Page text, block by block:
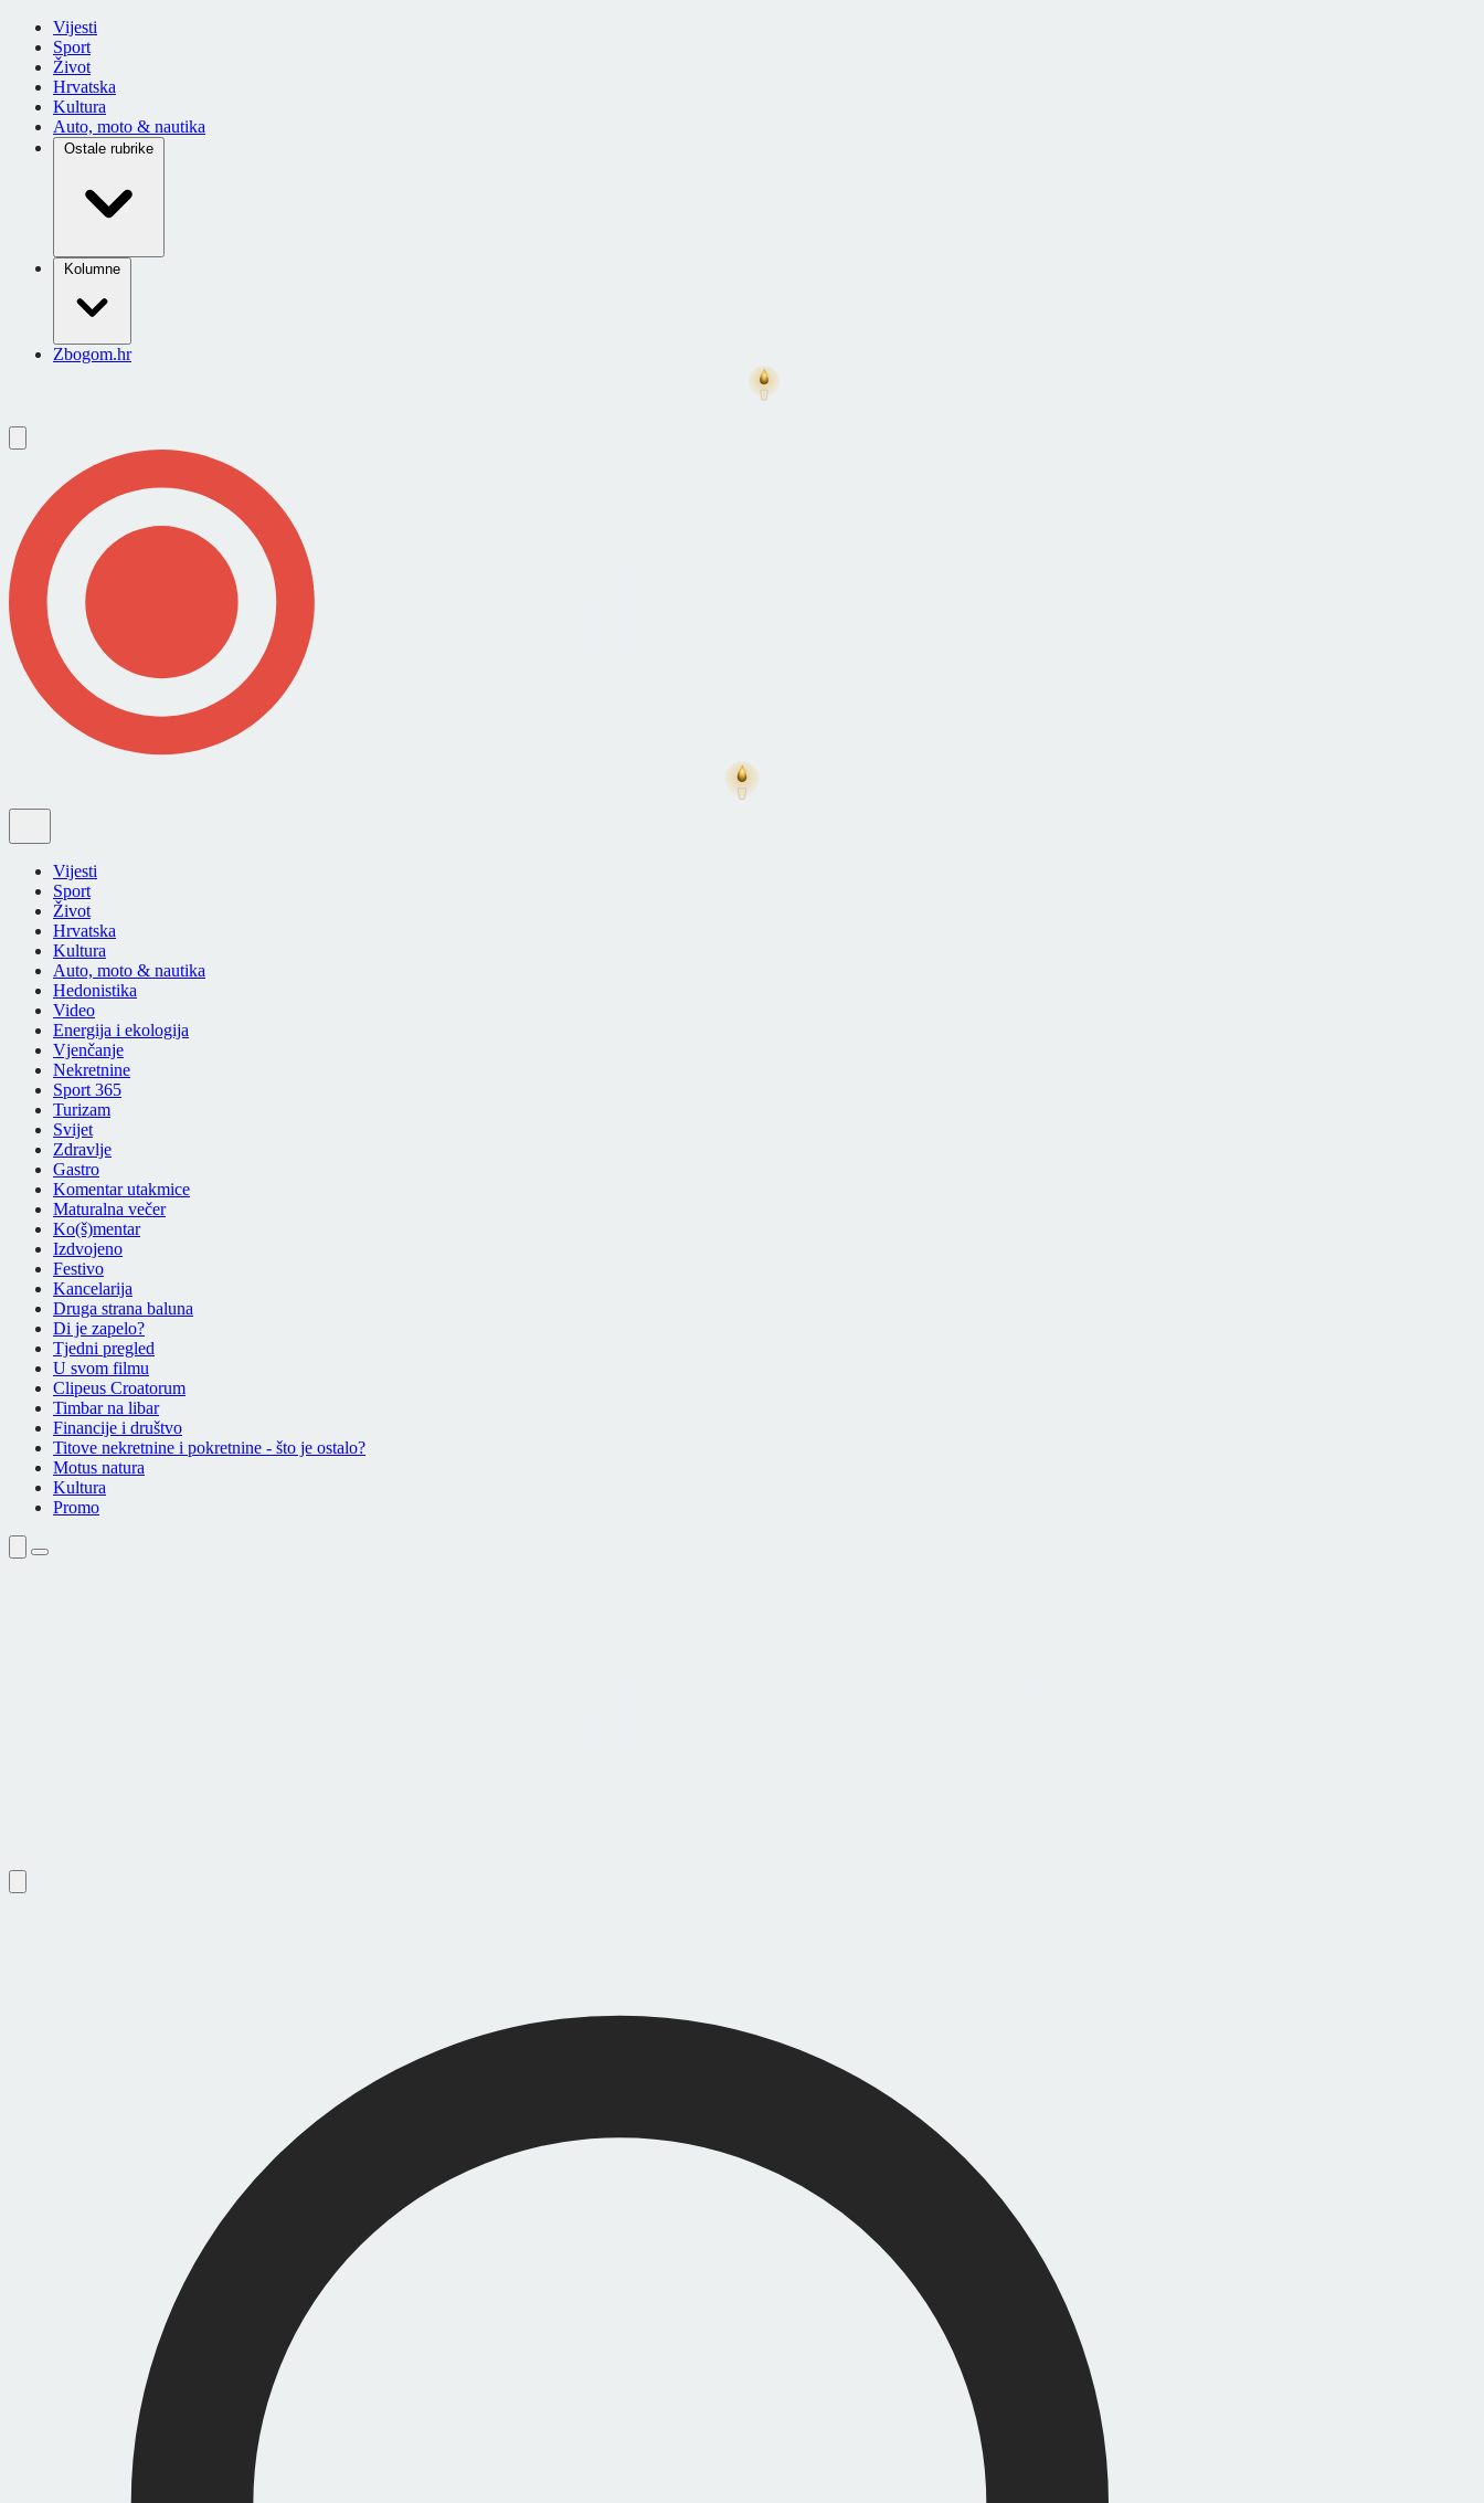
Vijesti
Sport
Život
Hrvatska
Kultura
Auto, moto & nautika
Ostale rubrike
Kolumne
Zbogom.hr
Vijesti
Sport
Život
Hrvatska
Kultura
Auto, moto & nautika
Hedonistika
Video
Energija i ekologija
Vjenčanje
Nekretnine
Sport 365
Turizam
Svijet
Zdravlje
Gastro
Komentar utakmice
Maturalna večer
Ko(š)mentar
Izdvojeno
Festivo
Kancelarija
Druga strana baluna
Di je zapelo?
Tjedni pregled
U svom filmu
Clipeus Croatorum
Timbar na libar
Financije i društvo
Titove nekretnine i pokretnine - što je ostalo?
Motus natura
Kultura
Promo